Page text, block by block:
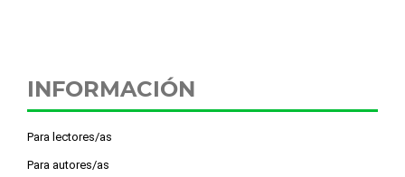
INFORMACIÓN
Para lectores/as
Para autores/as